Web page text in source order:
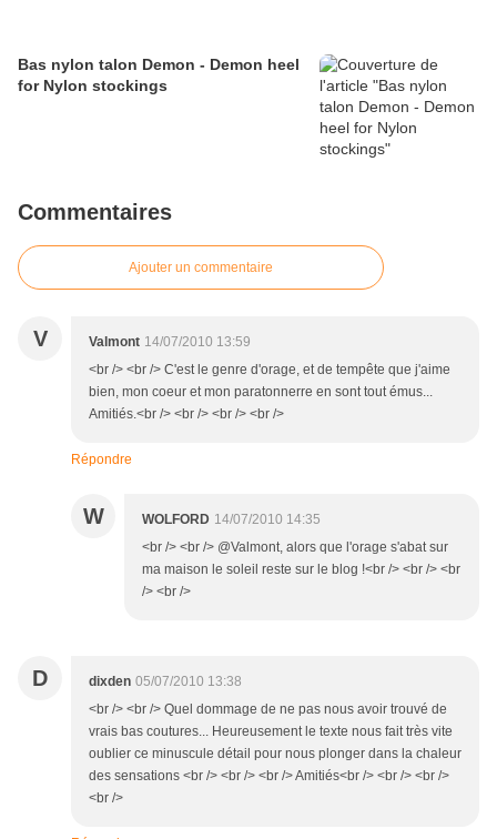
Bas nylon talon Demon - Demon heel
for Nylon stockings
Commentaires
Ajouter un commentaire
V Valmont 14/07/2010 13:59
<br /> <br /> C'est le genre d'orage, et de tempête que j'aime
bien, mon coeur et mon paratonnerre en sont tout émus...
Amitiés.<br /> <br /> <br /> <br />
Répondre
W WOLFORD 14/07/2010 14:35
<br /> <br /> @Valmont, alors que l'orage s'abat sur
ma maison le soleil reste sur le blog !<br /> <br /> <br
/> <br />
D dixden 05/07/2010 13:38
<br /> <br /> Quel dommage de ne pas nous avoir trouvé de
vrais bas coutures... Heureusement le texte nous fait très vite
oublier ce minuscule détail pour nous plonger dans la chaleur
des sensations <br /> <br /> <br /> Amitiés<br /> <br /> <br />
<br />